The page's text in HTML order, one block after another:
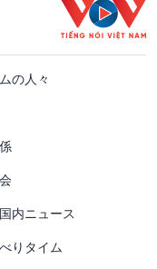
の人々
内ニュース
りタイム